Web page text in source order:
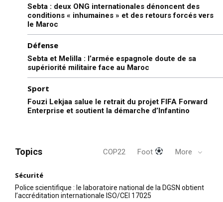
#Le1Facts : 8 décembre, le
64e anniversaire du
soulèvement de 1952 à
11 December 2016
In "Nation"
Sebta : deux ONG internationales dénoncent des
conditions « inhumaines » et des retours forcés vers
le Maroc
Défense
Sebta et Melilla : l’armée espagnole doute de sa
supériorité militaire face au Maroc
Sport
Fouzi Lekjaa salue le retrait du projet FIFA Forward
Enterprise et soutient la démarche d’Infantino
Topics COP22 Foot More
Sécurité
Police scientifique : le laboratoire national de la DGSN obtient
l’accréditation internationale ISO/CEI 17025